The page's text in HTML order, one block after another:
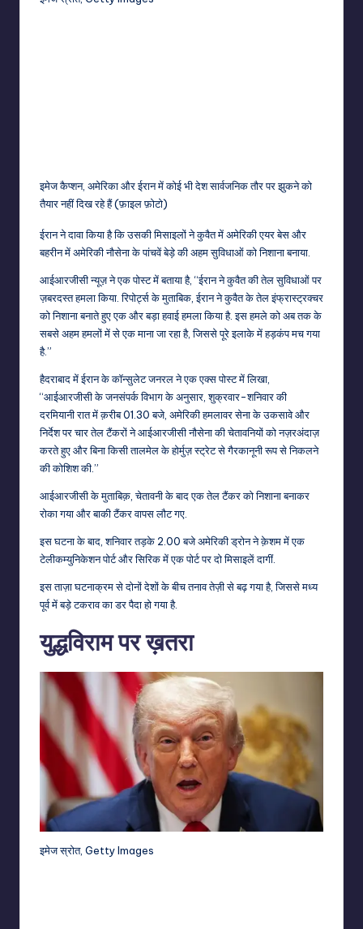
इमेज कैप्शन, अमेरिका और ईरान में कोई भी देश सार्वजनिक तौर पर झुकने को
तैयार नहीं दिख रहे हैं (फ़ाइल फ़ोटो)
ईरान ने दावा किया है कि उसकी मिसाइलों ने कुवैत में अमेरिकी एयर बेस और
बहरीन में अमेरिकी नौसेना के पांचवें बेड़े की अहम सुविधाओं को निशाना बनाया.
आईआरजीसी न्यूज़ ने एक पोस्ट में बताया है, “ईरान ने कुवैत की तेल सुविधाओं पर
ज़बरदस्त हमला किया. रिपोर्ट्स के मुताबिक, ईरान ने कुवैत के तेल इंफ्रास्ट्रक्चर
को निशाना बनाते हुए एक और बड़ा हवाई हमला किया है. इस हमले को अब तक के
सबसे अहम हमलों में से एक माना जा रहा है, जिससे पूरे इलाके में हड़कंप मच गया
है.”
हैदराबाद में ईरान के कॉन्सुलेट जनरल ने एक एक्स पोस्ट में लिखा,
“आईआरजीसी के जनसंपर्क विभाग के अनुसार, शुक्रवार-शनिवार की
दरमियानी रात में क़रीब 01.30 बजे, अमेरिकी हमलावर सेना के उकसावे और
निर्देश पर चार तेल टैंकरों ने आईआरजीसी नौसेना की चेतावनियों को नज़रअंदाज़
करते हुए और बिना किसी तालमेल के होर्मुज़ स्ट्रेट से गैरकानूनी रूप से निकलने
की कोशिश की.”
आईआरजीसी के मुताबिक़, चेतावनी के बाद एक तेल टैंकर को निशाना बनाकर
रोका गया और बाकी टैंकर वापस लौट गए.
इस घटना के बाद, शनिवार तड़के 2.00 बजे अमेरिकी ड्रोन ने क़ेशम में एक
टेलीकम्युनिकेशन पोर्ट और सिरिक में एक पोर्ट पर दो मिसाइलें दागीं.
इस ताज़ा घटनाक्रम से दोनों देशों के बीच तनाव तेज़ी से बढ़ गया है, जिससे मध्य
पूर्व में बड़े टकराव का डर पैदा हो गया है.
युद्धविराम पर ख़तरा
इमेज स्रोत, Getty Images